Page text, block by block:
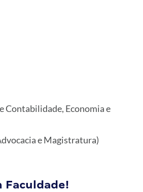
Contabilidade, Economia e
e Magistratura)
Faculdade!